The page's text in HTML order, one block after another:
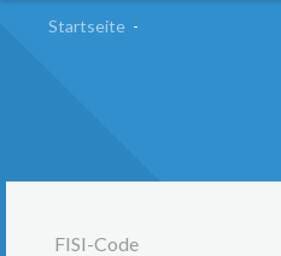
Startseite -
FISI-Code